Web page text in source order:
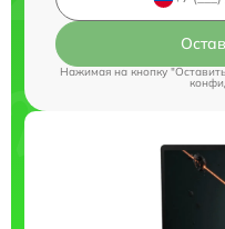
Нажимая на кнопку